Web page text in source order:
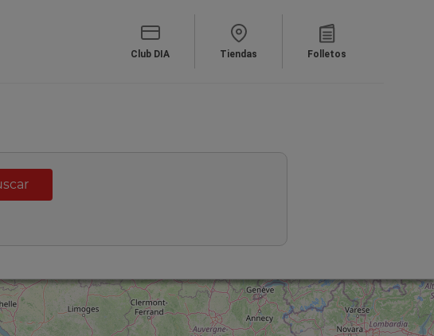
Club DIA Tiendas Folletos